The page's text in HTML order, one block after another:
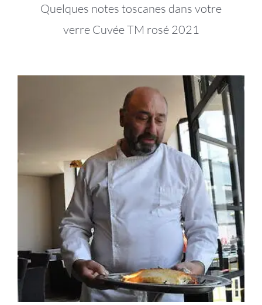
Quelques notes toscanes dans votre
verre Cuvée TM rosé 2021